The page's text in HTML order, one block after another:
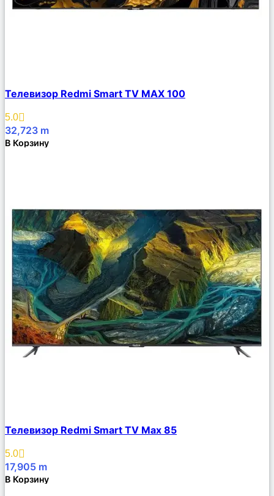
Описание
Избранное
Телевизор Redmi Smart TV MAX 100
5.0
32,723 m
В Корзину
Описание
Избранное
Телевизор Redmi Smart TV Max 85
5.0
17,905 m
В Корзину